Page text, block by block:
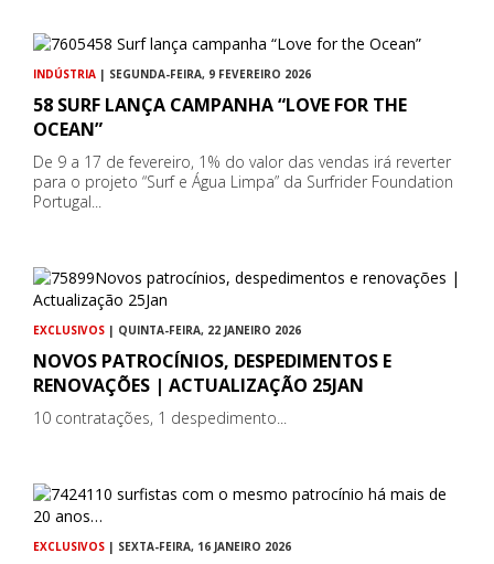
INDÚSTRIA | SEGUNDA-FEIRA, 9 FEVEREIRO 2026
58 SURF LANÇA CAMPANHA “LOVE FOR THE
OCEAN”
De 9 a 17 de fevereiro, 1% do valor das vendas irá reverter
para o projeto “Surf e Água Limpa” da Surfrider Foundation
Portugal...
EXCLUSIVOS | QUINTA-FEIRA, 22 JANEIRO 2026
NOVOS PATROCÍNIOS, DESPEDIMENTOS E
RENOVAÇÕES | ACTUALIZAÇÃO 25JAN
10 contratações, 1 despedimento...
EXCLUSIVOS | SEXTA-FEIRA, 16 JANEIRO 2026